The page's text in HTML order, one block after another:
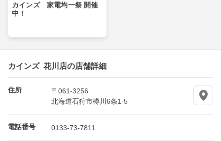
カインズ 家電均一祭 開催
中！
カインズ 花川店の店舗詳細
住所
〒061-3256
北海道石狩市樽川6条1-5
電話番号 0133-73-7811